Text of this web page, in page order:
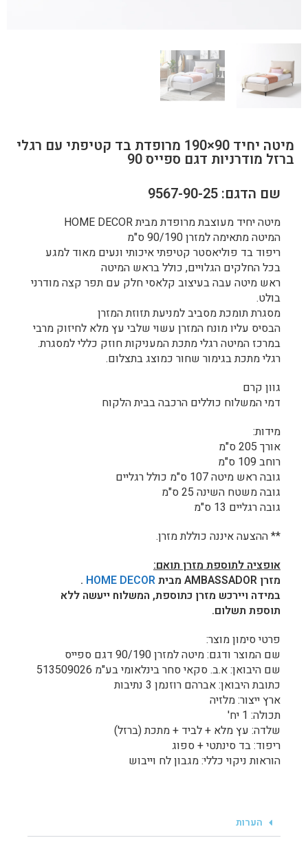
מיטה יחיד 90×190 מרופדת בד קטיפתי עם רגלי
ברזל מודרניות דגם ספייס 90
שם הדגם: 9567-90-25
מיטה יחיד מעוצבת מרופדת מבית HOME DECOR
המיטה מתאימה למזרן 90/190 ס"מ
ריפוד בד פוליאסטר קטיפתי איכותי ונעים מאוד למגע
בכל החלקים הגלויים, כולל בראש המיטה
ראש מיטה עבה בעיצוב קלאסי חלק עם תפר קצה מודרני
בולט.
מסגרת תומכת מסביב למניעת תזוזת המזרן
הבסיס עליו מונח המזרן עשוי שלבי עץ מלא לחיזוק מרבי
במרכז המיטה רגלי מתכת המעניקות חוזק כללי למסגרת.
רגלי מתכת בגימור שחור כמוצג בתצלום.
גוון קרם
דמי המשלוח כוללים הרכבה בבית הלקוח
מידות:
אורך 205 ס"מ
רוחב 109 ס"מ
גובה ראש מיטה 107 ס"מ כולל רגליים
גובה משטח השינה 25 ס"מ
גובה רגליים 13 ס"מ
** ההצעה איננה כוללת מזרן.
אופציה לתוספת מזרן תואם:
מזרן AMBASSADOR מבית
HOME DECOR
.
במידה ויירכש מזרן כתוספת, המשלוח ייעשה ללא
תוספת תשלום.
פרטי סימון מוצר:
שם המוצר ודגם: מיטה למזרן 90/190 דגם ספייס
שם היבואן: א.ב. סקאי סחר בינלאומי בע"מ 513509026
כתובת היבואן: אברהם רוזנמן 3 נתיבות
ארץ ייצור: מלזיה
תכולה: 1 יח'
שלדה: עץ מלא + לביד + מתכת (ברזל)
ריפוד: בד סינתטי + ספוג
הוראות ניקוי כללי: מגבון לח וייבוש
הערות